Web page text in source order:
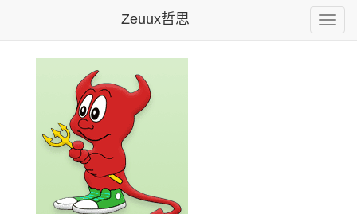
Toggle
Zeuux哲思